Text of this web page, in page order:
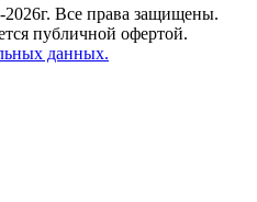
Все права защищены.
публичной офертой.
данных.